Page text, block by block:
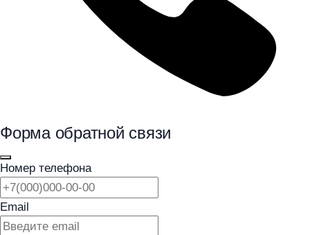
Форма обратной связи
Номер телефона
Email